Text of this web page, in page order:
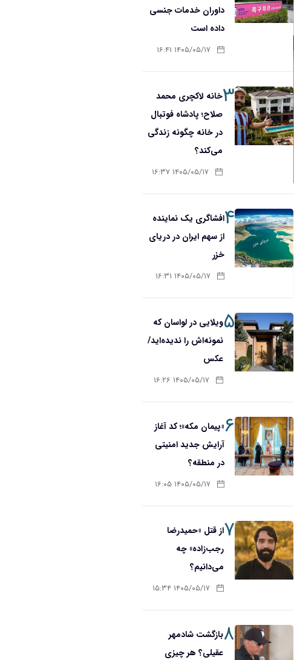
داوران خدمات جنسی
داده است
۱۴۰۵/۰۵/۱۷ ۱۶:۴۱
۳خانه لاکچری محمد
صلاح؛ پادشاه فوتبال
در خانه چگونه زندگی
می‌کند؟
۱۴۰۵/۰۵/۱۷ ۱۶:۳۷
۴افشاگری یک نماینده
از سهم ایران در دریای
خزر
۱۴۰۵/۰۵/۱۷ ۱۶:۳۱
۵ویلایی در لواسان که
نمونه‌اش را ندیده‌اید/
عکس
۱۴۰۵/۰۵/۱۷ ۱۶:۲۶
۶«پیمان مکه»؛ کد آغاز
آرایش جدید امنیتی
در منطقه؟
۱۴۰۵/۰۵/۱۷ ۱۶:۰۵
۷از قتل «حمیدرضا
رجب‌زاده» چه
می‌دانیم؟
۱۴۰۵/۰۵/۱۷ ۱۵:۳۴
۸بازگشت شادمهر
عقیلی؟ هر چیزی